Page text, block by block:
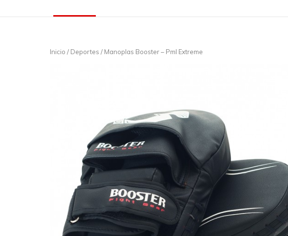
Inicio / Deportes / Manoplas Booster – Pml Extreme